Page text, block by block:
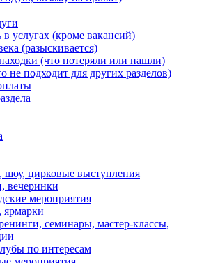
услугах (кроме вакансий)
(разыскивается)
(что потеряли или нашли)
не подходит для других разделов)
шоу, цирковые выступления
вечеринки
мероприятия
ярмарки
семинары, мастер-классы,
по интересам